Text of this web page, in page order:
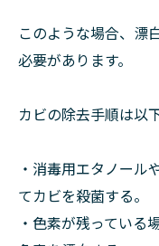
このような場合、漂
必要があります。
カビの除去手順は以
・消毒用エタノール
てカビを殺菌する。
・色素が残っている